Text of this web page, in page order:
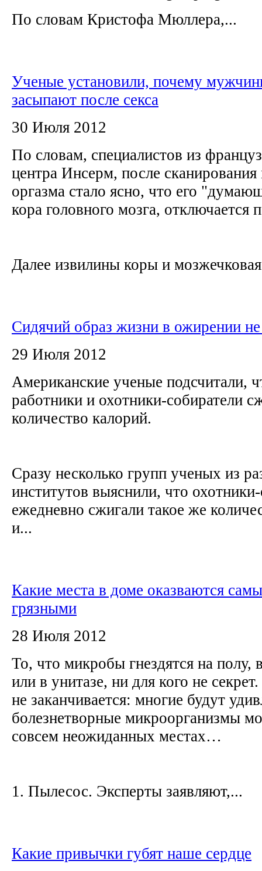
По словам Кристофа Мюллера,...
Ученые установили, почему
засыпают после секса
30 Июля 2012
По словам, специалистов из
центра Инсерм, после сканирования
оргазма стало ясно, что его
кора головного мозга, отключается
Далее извилины коры и
Сидячий образ жизни в ожирении не
29 Июля 2012
Американские ученые подсчитали,
работники и охотники-собиратели
количество калорий.
Сразу несколько групп ученых из
институтов выяснили, что
ежедневно сжигали такое же
и...
Какие места в доме оказваются
грязными
28 Июля 2012
То, что микробы гнездятся на полу,
или в унитазе, ни для кого не
не заканчивается: многие будут
болезнетворные микроорганизмы
совсем неожиданных местах…
1. Пылесос. Эксперты заявляют,...
Какие привычки губят наше сердце